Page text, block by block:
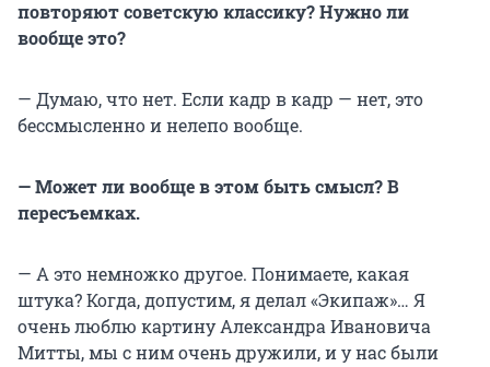
повторяют советскую классику? Нужно ли
вообще это?
— Думаю, что нет. Если кадр в кадр — нет, это
бессмысленно и нелепо вообще.
— Может ли вообще в этом быть смысл? В
пересъемках.
— А это немножко другое. Понимаете, какая
штука? Когда, допустим, я делал «Экипаж»… Я
очень люблю картину Александра Ивановича
Митты, мы с ним очень дружили, и у нас были